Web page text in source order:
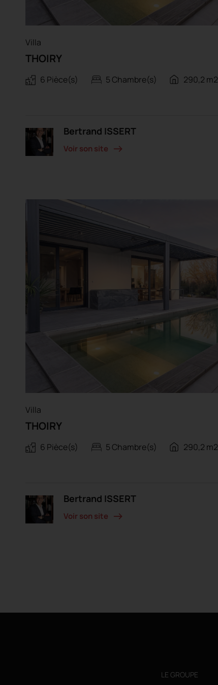
Villa
THOIRY
6 Pièce(s) 5 Chambre(s) 290,2 m2
Bertrand ISSERT
Voir son site
Villa
THOIRY
6 Pièce(s) 5 Chambre(s) 290,2 m2
Bertrand ISSERT
Voir son site
LE GROUPE